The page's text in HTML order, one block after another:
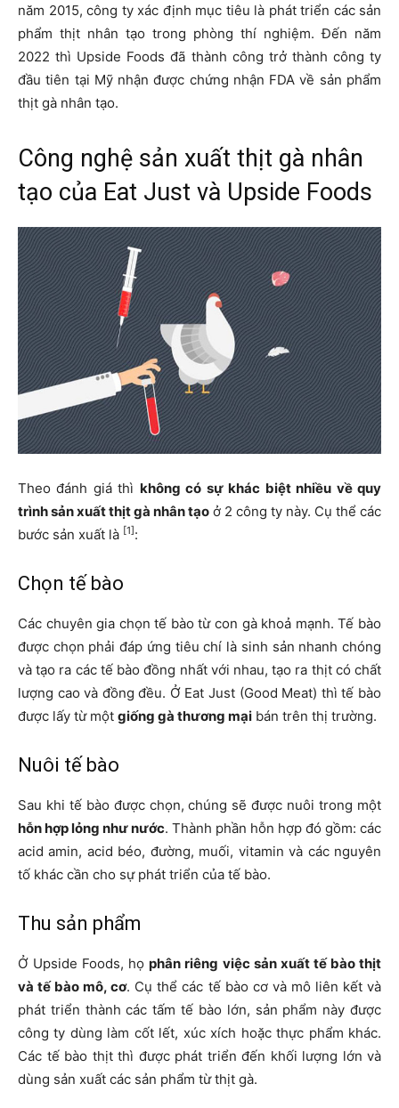
năm 2015, công ty xác định mục tiêu là phát triển các sản
phẩm thịt nhân tạo trong phòng thí nghiệm. Đến năm
2022 thì Upside Foods đã thành công trở thành công ty
đầu tiên tại Mỹ nhận được chứng nhận FDA về sản phẩm
thịt gà nhân tạo.
Công nghệ sản xuất thịt gà nhân
tạo của Eat Just và Upside Foods
Theo đánh giá thì không có sự khác biệt nhiều về quy
trình sản xuất thịt gà nhân tạo ở 2 công ty này. Cụ thể các
bước sản xuất là [1] :
Chọn tế bào
Các chuyên gia chọn tế bào từ con gà khoả mạnh. Tế bào
được chọn phải đáp ứng tiêu chí là sinh sản nhanh chóng
và tạo ra các tế bào đồng nhất với nhau, tạo ra thịt có chất
lượng cao và đồng đều. Ở Eat Just (Good Meat) thì tế bào
được lấy từ một giống gà thương mại bán trên thị trường.
Nuôi tế bào
Sau khi tế bào được chọn, chúng sẽ được nuôi trong một
hỗn hợp lỏng như nước. Thành phần hỗn hợp đó gồm: các
acid amin, acid béo, đường, muối, vitamin và các nguyên
tố khác cần cho sự phát triển của tế bào.
Thu sản phẩm
Ở Upside Foods, họphân riêng việc sản xuất tế bào thịt
và tế bào mô, cơ. Cụ thể các tế bào cơ và mô liên kết và
phát triển thành các tấm tế bào lớn, sản phẩm này được
công ty dùng làm cốt lết, xúc xích hoặc thực phẩm khác.
Các tế bào thịt thì được phát triển đến khối lượng lớn và
dùng sản xuất các sản phẩm từ thịt gà.